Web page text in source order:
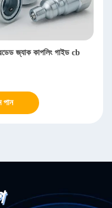
জ্যাক কাপলিং গাইড cb
পান